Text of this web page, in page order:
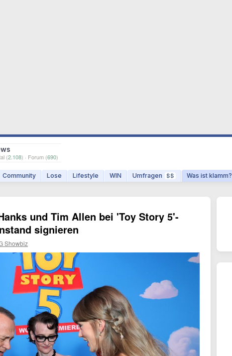
(2.108) · Forum (690)
Community Lose Lifestyle WIN Umfragen $$ Was ist klamm?
und Tim Allen bei 'Toy Story 5'-
signieren
Showbiz